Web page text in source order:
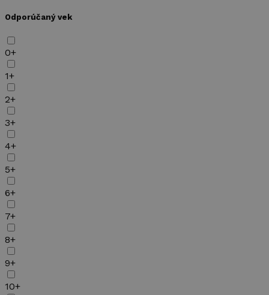
Odporúčaný vek
0+
1+
2+
3+
4+
5+
6+
7+
8+
9+
10+